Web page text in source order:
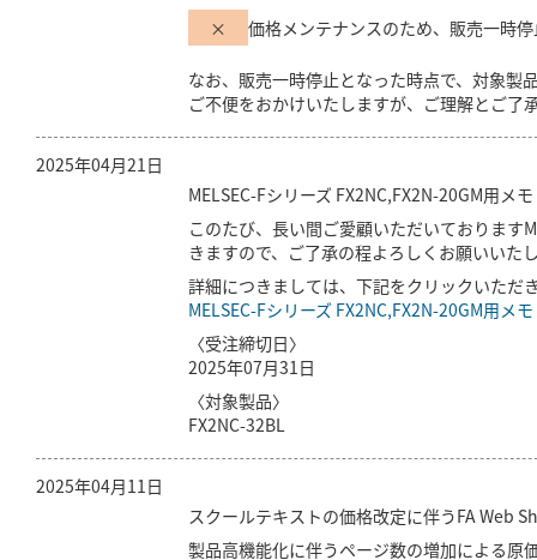
× 価格メンテナンスのため、販売一時
なお、販売一時停止となった時点で、対象製
ご不便をおかけいたしますが、ご理解とご了
2025年04月21日
MELSEC-Fシリーズ FX2NC,FX2N-20GM用
このたび、長い間ご愛顧いただいております
きますので、ご了承の程よろしくお願いいた
詳細につきましては、下記をクリックいただ
MELSEC-Fシリーズ FX2NC,FX2N-20GM用
〈受注締切日〉
2025年07月31日
〈対象製品〉
FX2NC-32BL
2025年04月11日
スクールテキストの価格改定に伴うFA Web
製品高機能化に伴うページ数の増加による原